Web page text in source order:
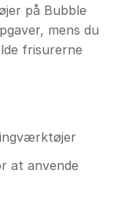
på Bubble
mens du
frisurerne
at anvende